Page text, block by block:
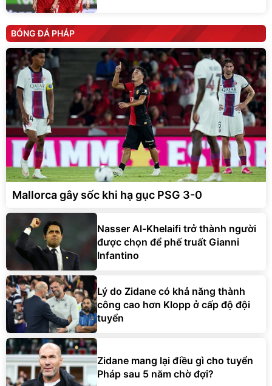
BÓNG ĐÁ PHÁP
Mallorca gây sốc khi hạ gục PSG 3-0
Nasser Al-Khelaifi trở thành người
được chọn để phế truất Gianni
Infantino
Lý do Zidane có khả năng thành
công cao hơn Klopp ở cấp độ đội
tuyển
Zidane mang lại điều gì cho tuyển
Pháp sau 5 năm chờ đợi?